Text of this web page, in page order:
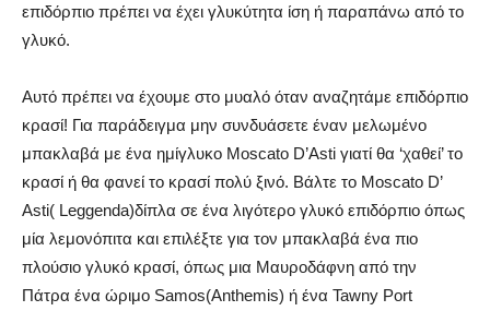
επιδόρπιο πρέπει να έχει γλυκύτητα ίση ή παραπάνω από το
γλυκό.
Αυτό πρέπει να έχουμε στο μυαλό όταν αναζητάμε επιδόρπιο
κρασί! Για παράδειγμα μην συνδυάσετε έναν μελωμένο
μπακλαβά με ένα ημίγλυκο Moscato D’Asti γιατί θα ‘χαθεί’ το
κρασί ή θα φανεί το κρασί πολύ ξινό. Βάλτε το Moscato D’
Asti( Leggenda)δίπλα σε ένα λιγότερο γλυκό επιδόρπιο όπως
μία λεμονόπιτα και επιλέξτε για τον μπακλαβά ένα πιο
πλούσιο γλυκό κρασί, όπως μια Μαυροδάφνη από την
Πάτρα ένα ώριμο Samos(Anthemis) ή ένα Tawny Port